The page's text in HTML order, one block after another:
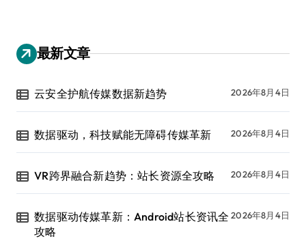
最新文章
云安全护航传媒数据新趋势 2026年8月4日
数据驱动，科技赋能无障碍传媒革新 2026年8月4日
VR跨界融合新趋势：站长资源全攻略 2026年8月4日
数据驱动传媒革新：Android站长资讯全
攻略
2026年8月4日